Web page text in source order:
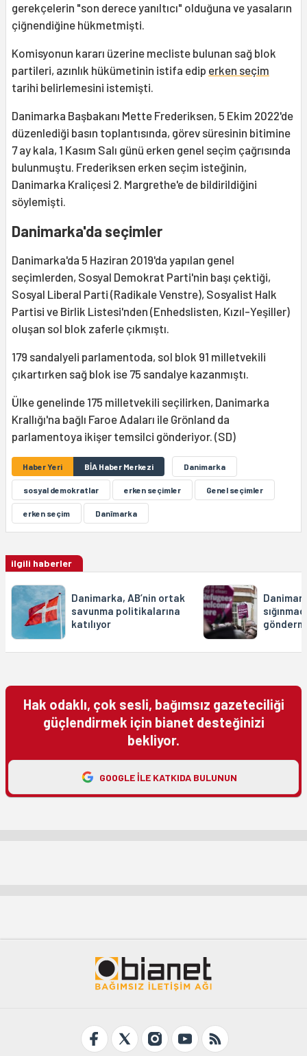
gerekçelerin "son derece yanıltıcı" olduğuna ve yasaların
çiğnendiğine hükmetmişti.
Komisyonun kararı üzerine mecliste bulunan sağ blok
partileri, azınlık hükümetinin istifa edip erken seçim
tarihi belirlemesini istemişti.
Danimarka Başbakanı Mette Frederiksen, 5 Ekim 2022'de
düzenlediği basın toplantısında, görev süresinin bitimine
7 ay kala, 1 Kasım Salı günü erken genel seçim çağrısında
bulunmuştu. Frederiksen erken seçim isteğinin,
Danimarka Kraliçesi 2. Margrethe'e de bildirildiğini
söylemişti.
Danimarka'da seçimler
Danimarka'da 5 Haziran 2019'da yapılan genel
seçimlerden, Sosyal Demokrat Parti'nin başı çektiği,
Sosyal Liberal Parti (Radikale Venstre), Sosyalist Halk
Partisi ve Birlik Listesi'nden (Enhedslisten, Kızıl-Yeşiller)
oluşan sol blok zaferle çıkmıştı.
179 sandalyeli parlamentoda, sol blok 91 milletvekili
çıkartırken sağ blok ise 75 sandalye kazanmıştı.
Ülke genelinde 175 milletvekili seçilirken, Danimarka
Krallığı'na bağlı Faroe Adaları ile Grönland da
parlamentoya ikişer temsilci gönderiyor. (SD)
Haber Yeri BİA Haber Merkezi Danimarka
sosyal demokratlar erken seçimler Genel seçimler
erken seçim Danîmarka
ilgili haberler
Danimarka, AB’nin ortak
savunma politikalarına
katılıyor
Hak odaklı, çok sesli, bağımsız gazeteciliği
güçlendirmek için bianet desteğinizi
bekliyor.
GOOGLE ILE KATKIDA BULUNUN